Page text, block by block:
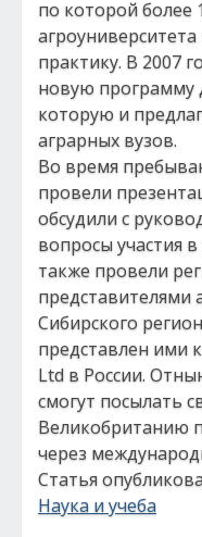
по которой более
практику. В 2007
новую программу
которую и
аграрных вузов.
Во время
провели
обсудили с
вопросы участия
также провели
представителями
Сибирского
представлен ими
Ltd в России.
смогут посылать
Великобританию
через
Статья
Наука и учеба